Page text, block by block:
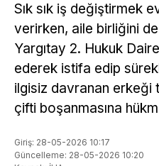
Sık sık iş değiştirmek
verirken, aile birliğini
Yargıtay 2. Hukuk
ederek istifa edip
ilgisiz davranan erkeği
çifti boşanmasına
Giriş: 28-05-2026 10:17
Güncelleme: 28-05-2026 10:20